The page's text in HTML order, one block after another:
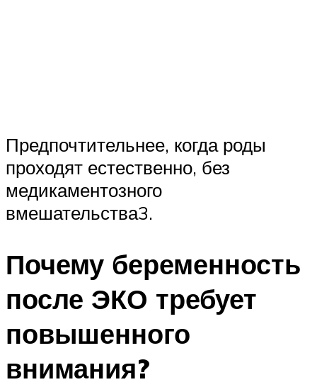
Предпочтительнее, когда роды
проходят естественно, без
медикаментозного
вмешательства3.
Почему беременность
после ЭКО требует
повышенного
внимания?